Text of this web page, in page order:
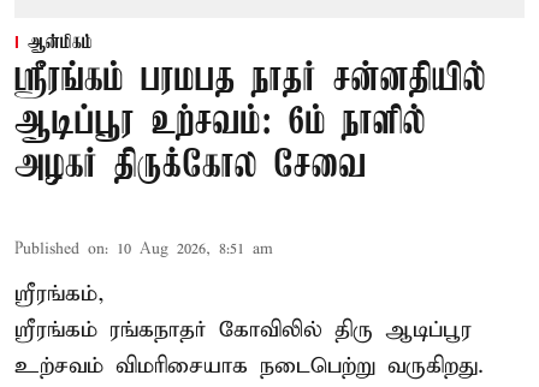
ஆன்மிகம்
ஸ்ரீரங்கம் பரமபத நாதர் சன்னதியில்
ஆடிப்பூர உற்சவம்: 6ம் நாளில்
அழகர் திருக்கோல சேவை
Published on: 10 Aug 2026, 8:51 am
ஸ்ரீரங்கம்,
ஸ்ரீரங்கம் ரங்கநாதர் கோவிலில் திரு ஆடிப்பூர
உற்சவம் விமரிசையாக நடைபெற்று வருகிறது.